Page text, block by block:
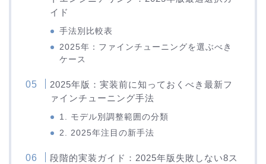
イド
手法別比較表
2025年：ファインチューニングを選ぶべき
ケース
2025年版：実装前に知っておくべき最新フ
ァインチューニング手法
1. モデル別調整範囲の分類
2. 2025年注目の新手法
段階的実装ガイド：2025年版失敗しない8ス